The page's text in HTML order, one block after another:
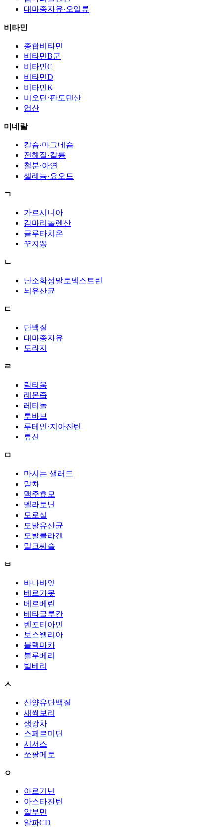
대마종자유·오일류
비타민
종합비타민
비타민B군
비타민C
비타민D
비타민K
비오틴·판토텐산
엽산
미네랄
칼슘·마그네슘
전해질·칼륨
철분·아연
셀레늄·요오드
ㄱ
가르시니아
감마리놀렌산
글루타치온
꾸지뽕
ㄴ
난소화성말토덱스트린
뇌유산균
ㄷ
단백질
대마종자유
도라지
ㄹ
락티움
레몬즙
레티놀
루바브
루테인·지아잔틴
류신
ㅁ
마시는 샐러드
말차
맥주효모
멜라토닌
모로실
모발유산균
모발콜라겐
밀크씨슬
ㅂ
바나바잎
베르가못
베르베린
베타글루칸
벤포티아민
보스웰리아
블랙마카
블루베리
빌베리
ㅅ
산양유단백질
새싹보리
생강차
스페르미딘
시서스
쏘팔메토
ㅇ
아르기닌
아스타잔틴
알부민
알파CD